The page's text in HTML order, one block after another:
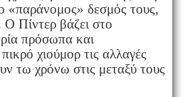
«παράνομος» δεσμός τους,
Ο Πίντερ βάζει στο
πρόσωπα και
χιούμορ τις αλλαγές
τω χρόνω στις μεταξύ τους